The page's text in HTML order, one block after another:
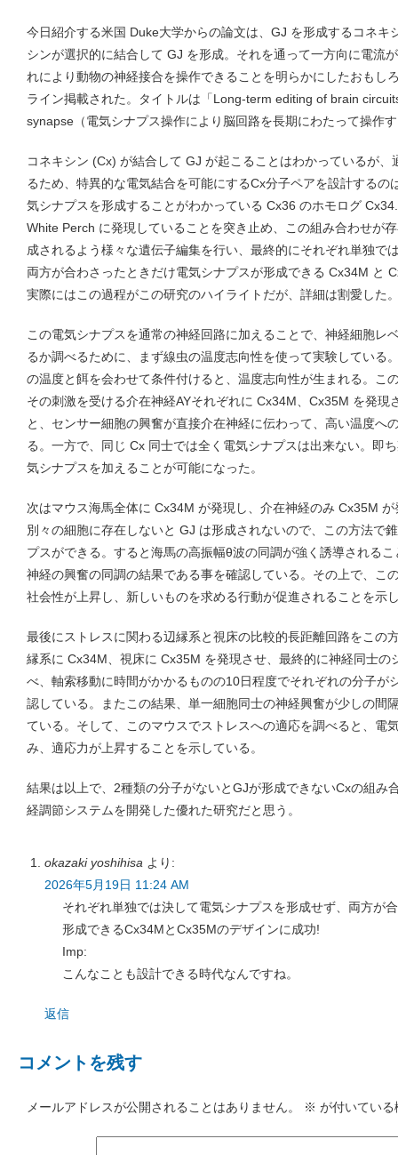
今日紹介する米国 Duke大学からの論文は、GJ を形成するコネキ
シンが選択的に結合して GJ を形成。それを通って一方向に電流
れにより動物の神経接合を操作できることを明らかにしたおもし
ライン掲載された。タイトルは「Long-term editing of brain
synapse（電気シナプス操作により脳回路を長期にわたって操作
コネキシン (Cx) が結合して GJ が起こることはわかっているが
るため、特異的な電気結合を可能にするCx分子ペアを設計するの
気シナプスを形成することがわかっている Cx36 のホモログ
White Perch に発現していることを突き止め、この組み合わせが
成されるよう様々な遺伝子編集を行い、最終的にそれぞれ単独で
両方が合わさったときだけ電気シナプスが形成できる Cx34M と
実際にはこの過程がこの研究のハイライトだが、詳細は割愛した
この電気シナプスを通常の神経回路に加えることで、神経細胞レ
るか調べるために、まず線虫の温度志向性を使って実験している
の温度と餌を会わせて条件付けると、温度志向性が生まれる。こ
その刺激を受ける介在神経AYそれぞれに Cx34M、Cx35M を発現
と、センサー細胞の興奮が直接介在神経に伝わって、高い温度へ
る。一方で、同じ Cx 同士では全く電気シナプスは出来ない。即
気シナプスを加えることが可能になった。
次はマウス海馬全体に Cx34M が発現し、介在神経のみ Cx35M
別々の細胞に存在しないと GJ は形成されないので、この方法で
プスができる。すると海馬の高振幅θ波の同調が強く誘導される
神経の興奮の同調の結果である事を確認している。その上で、こ
社会性が上昇し、新しいものを求める行動が促進されることを示
最後にストレスに関わる辺縁系と視床の比較的長距離回路をこの
縁系に Cx34M、視床に Cx35M を発現させ、最終的に神経同士の
べ、軸索移動に時間がかかるものの10日程度でそれぞれの分子が
認している。またこの結果、単一細胞同士の神経興奮が少しの間
ている。そして、このマウスでストレスへの適応を調べると、電
み、適応力が上昇することを示している。
結果は以上で、2種類の分子がないとGJが形成できないCxの組み
経調節システムを開発した優れた研究だと思う。
okazaki yoshihisa より:
2026年5月19日 11:24 AM
それぞれ単独では決して電気シナプスを形成せず、両方が
形成できるCx34MとCx35Mのデザインに成功!
Imp:
こんなことも設計できる時代なんですね。
返信
コメントを残す
メールアドレスが公開されることはありません。 ※ が付いてい